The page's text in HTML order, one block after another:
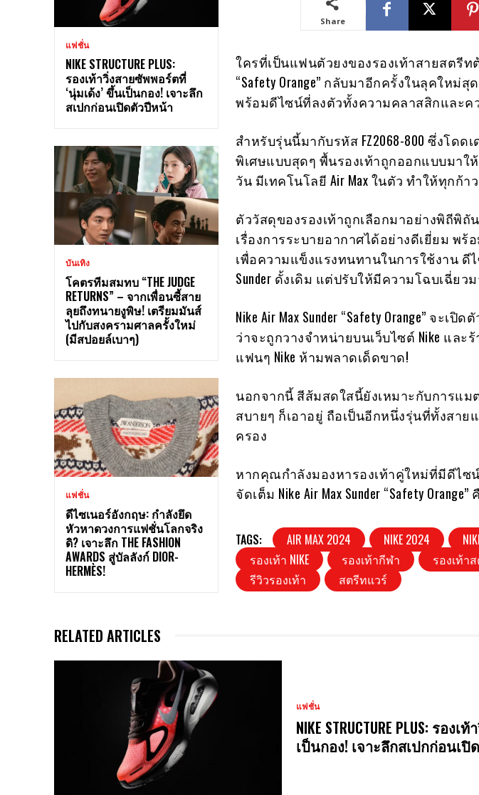
แฟชั่น
NIKE STRUCTURE PLUS:
รองเท้าวิ่งสายซัพพอร์ตที่
‘นุ่มเด้ง’ ขึ้นเป็นกอง! เจาะลึก
สเปกก่อนเปิดตัวปีหน้า
บันเทิง
โคตรทีมสมทบ “THE JUDGE
RETURNS” – จากเพื่อนซี้สาย
ลุยถึงทนายงูพิษ! เตรียมมันส์
ไปกับสงครามศาลครั้งใหม่
(มีสปอยล์เบาๆ)
แฟชั่น
ดีไซเนอร์อังกฤษ: กำลังยึด
หัวหาดวงการแฟชั่นโลกจริง
ดิ? เจาะลึก THE FASHION
AWARDS สู่บัลลังก์ DIOR-
HERMÈS!
Share
ใครที่เป็นแฟนตัวยงของรองเท้าสายสตรีทต้
“Safety Orange” กลับมาอีกครั้งในลุคใหม่สุ
พร้อมดีไซน์ที่ลงตัวทั้งความคลาสสิกและ
สำหรับรุ่นนี้มากับรหัส FZ2068-800 ซึ่งโด
พิเศษแบบสุดๆ พื้นรองเท้าถูกออกแบบมา
วัน มีเทคโนโลยี Air Max ในตัว ทำให้ทุกก้
ตัววัสดุของรองเท้าถูกเลือกมาอย่างพิถีพิถั
เรื่องการระบายอากาศได้อย่างดีเยี่ยม พ
เพื่อความแข็งแรงทนทานในการใช้งาน ดี
Sunder ดั้งเดิม แต่ปรับให้มีความโฉบเฉี่ยว
Nike Air Max Sunder “Safety Orange” จะ
ว่าจะถูกวางจำหน่ายบนเว็บไซต์ Nike และ
แฟนๆ Nike ห้ามพลาดเด็ดขาด!
นอกจากนี้ สีส้มสดใสนี้ยังเหมาะกับการแ
สบายๆ ก็เอาอยู่ ถือเป็นอีกหนึ่งรุ่นที่ทั้งสา
ครอง
หากคุณกำลังมองหารองเท้าคู่ใหม่ที่มีดีไ
จัดเต็ม Nike Air Max Sunder “Safety
TAGS: AIR MAX 2024 NIKE 2024
รองเท้า NIKE
รองเท้ากีฬา รองเท้า
รีวิวรองเท้า
สตรีทแวร์
RELATED ARTICLES
แฟชั่น
NIKE STRUCTURE PLUS: รอ
เป็นกอง! เจาะลึกสเปกก่อนเ